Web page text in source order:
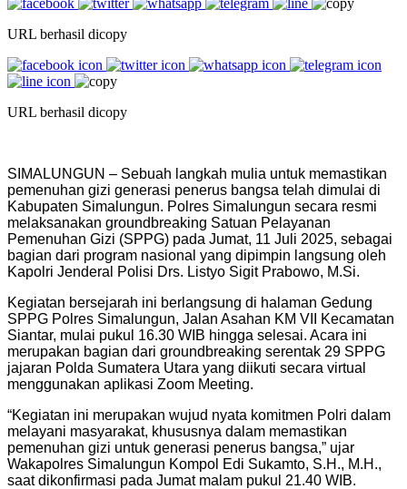
URL berhasil dicopy
URL berhasil dicopy
SIMALUNGUN – Sebuah langkah mulia untuk memastikan
pemenuhan gizi generasi penerus bangsa telah dimulai di
Kabupaten Simalungun. Polres Simalungun secara resmi
melaksanakan groundbreaking Satuan Pelayanan
Pemenuhan Gizi (SPPG) pada Jumat, 11 Juli 2025, sebagai
bagian dari program nasional yang dipimpin langsung oleh
Kapolri Jenderal Polisi Drs. Listyo Sigit Prabowo, M.Si.
Kegiatan bersejarah ini berlangsung di halaman Gedung
SPPG Polres Simalungun, Jalan Asahan KM VII Kecamatan
Siantar, mulai pukul 16.30 WIB hingga selesai. Acara ini
merupakan bagian dari groundbreaking serentak 29 SPPG
jajaran Polda Sumatera Utara yang diikuti secara virtual
menggunakan aplikasi Zoom Meeting.
“Kegiatan ini merupakan wujud nyata komitmen Polri dalam
melayani masyarakat, khususnya dalam memastikan
pemenuhan gizi untuk generasi penerus bangsa,” ujar
Wakapolres Simalungun Kompol Edi Sukamto, S.H., M.H.,
saat dikonfirmasi pada Jumat malam pukul 21.40 WIB.